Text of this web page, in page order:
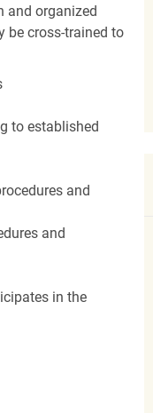
and organized
be cross-trained to
to established
and
and
in the